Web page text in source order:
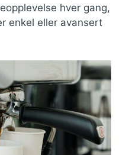
hver gang,
enkel eller avansert